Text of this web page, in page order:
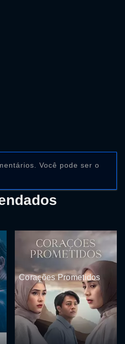
Você pode ser o
Corações Prometidos